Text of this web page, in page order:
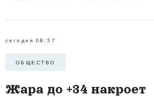
сегодня 08:57
ОБЩЕСТВО
Жара до +34 накроет